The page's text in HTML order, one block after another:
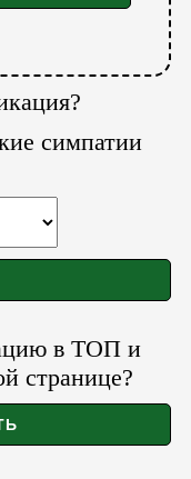
симпатии
в ТОП и
странице?